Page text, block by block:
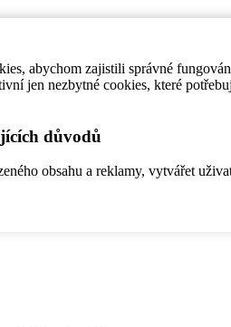
abychom zajistili správné
jen nezbytné cookies, které
důvodů
obsahu a reklamy, vytvářet